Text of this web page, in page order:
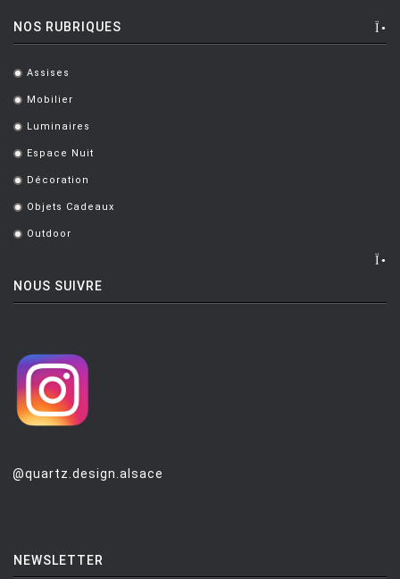
NOS RUBRIQUES
. Assises
. Mobilier
. Luminaires
. Espace Nuit
. Décoration
. Objets Cadeaux
. Outdoor
NOUS SUIVRE
@quartz.design.alsace
NEWSLETTER